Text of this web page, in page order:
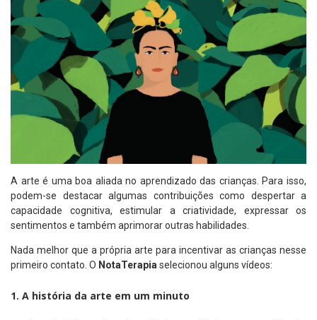
A arte é uma boa aliada no aprendizado das crianças. Para isso,
podem-se destacar algumas contribuições como despertar a
capacidade cognitiva, estimular a criatividade, expressar os
sentimentos e também aprimorar outras habilidades.
Nada melhor que a própria arte para incentivar as crianças nesse
primeiro contato. O NotaTerapia selecionou alguns vídeos:
1. A história da arte em um minuto